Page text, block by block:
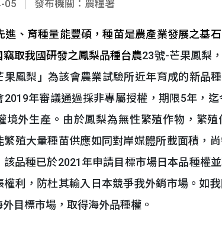
05 發布機關：農糧署
進、育種量能豐碩，種苗是農產業發展之基
取我國研發之鳳梨品種台農23號-芒果鳳梨
果鳳梨」為該會農業試驗所近年育成的新品
2019年審議通過採非專屬授權，期限5年，
境外生產。由於鳳梨為無性繁殖作物，繁
繁殖大量種苗供應如同對岸媒體所載面積，
品種已於2021年申請目標市場日本品種權
權利，防杜其輸入日本競爭我外銷市場。如
目標市場，取得海外品種權。